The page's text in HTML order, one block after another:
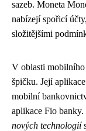
sazeb. Moneta
nabízejí spořicí
složitějšími
V oblasti
špičku. Její
mobilní
aplikace Fio banky.
nových technologií